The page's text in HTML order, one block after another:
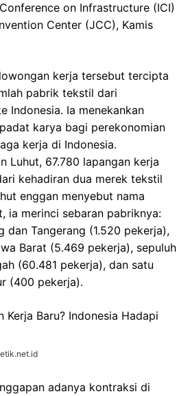
on Infrastructure (ICI)
Center (JCC), Kamis
kerja tersebut tercipta
pabrik tekstil dari
Indonesia. Ia menekankan
karya bagi perekonomian
kerja di Indonesia.
Luhut, 67.780 lapangan kerja
kehadiran dua merek tekstil
enggan menyebut nama
ia merinci sebaran pabriknya:
dan Tangerang (1.520 pekerja),
Barat (5.469 pekerja), sepuluh
(60.481 pekerja), dan satu
(400 pekerja).
adanya kontraksi di